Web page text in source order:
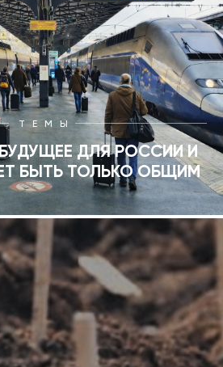
ТЕМЫ
ДЛЯ РОССИИ И
БЫТЬ ТОЛЬКО ОБЩИМ